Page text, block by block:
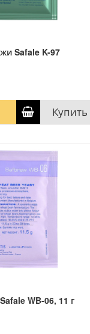
Safale K-97
Купить
WB-06, 11 г